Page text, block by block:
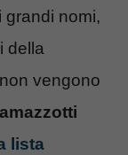
grandi nomi,
della
vengono
lista